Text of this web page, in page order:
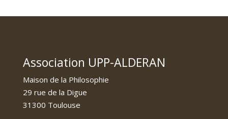
Association UPP-ALDERAN
Maison de la Philosophie
29 rue de la Digue
31300 Toulouse